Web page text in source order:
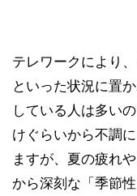
テレワークにより
といった状況に置
している人は多い
けぐらいから不調
ますが、夏の疲れ
から深刻な「季節